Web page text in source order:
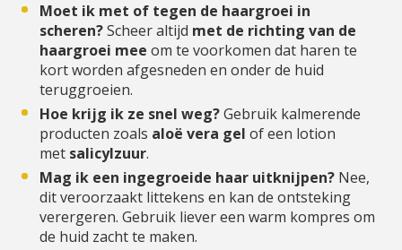
Moet ik met of tegen de haargroei in
scheren?Scheer altijd met de richting van de
haargroei mee om te voorkomen dat haren te
kort worden afgesneden en onder de huid
teruggroeien.
Hoe krijg ik ze snel weg?Gebruik kalmerende
producten zoals aloë vera gel of een lotion
met salicylzuur.
Mag ik een ingegroeide haar uitknijpen? Nee,
dit veroorzaakt littekens en kan de ontsteking
verergeren. Gebruik liever een warm kompres om
de huid zacht te maken.